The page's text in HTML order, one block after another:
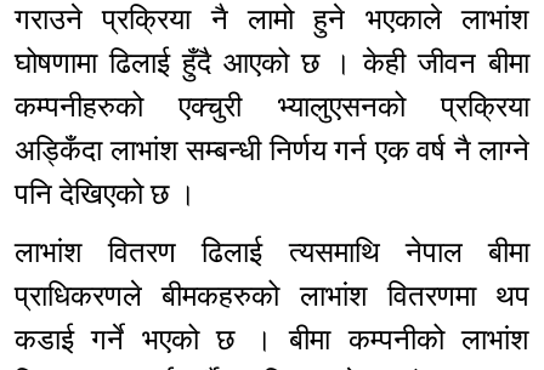
गराउने प्रक्रिया नै लामो हुने भएकाले लाभांश
घोषणामा ढिलाई हुँदै आएको छ । केही जीवन बीमा
कम्पनीहरुको एक्चुरी भ्यालुएसनको प्रक्रिया
अड्किँदा लाभांश सम्बन्धी निर्णय गर्न एक वर्ष नै लाग्ने
पनि देखिएको छ ।
लाभांश वितरण ढिलाई त्यसमाथि नेपाल बीमा
प्राधिकरणले बीमकहरुको लाभांश वितरणमा थप
कडाई गर्ने भएको छ । बीमा कम्पनीको लाभांश